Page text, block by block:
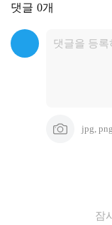
댓글 0개
jpg,
잠